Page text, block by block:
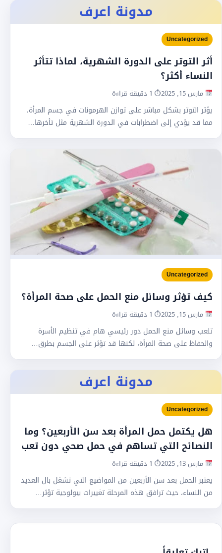
مدونة اعرف
Uncategorized
أثر التوتر على الدورة الشهرية، لماذا تتأثر
النساء أكثر؟
مارس 15, 2025 ⏱ 1 دقيقة قراءة
يؤثر التوتر بشكل مباشر على توازن الهرمونات في جسم المرأة،
مما قد يؤدي إلى اضطرابات في الدورة الشهرية مثل تأخرها…
Uncategorized
كيف تؤثر وسائل منع الحمل على صحة المرأة؟
مارس 15, 2025 ⏱ 1 دقيقة قراءة
تلعب وسائل منع الحمل دور رئيسي هام في تنظيم الأسرة
والحفاظ على صحة المرأة، لكنها قد تؤثر على الجسم بطرق…
مدونة اعرف
Uncategorized
هل يكتمل حمل المرأة بعد سن الأربعين؟ وما
النصائح التي تساهم في حمل صحي دون تعب
مارس 13, 2025 ⏱ 1 دقيقة قراءة
يعتبر الحمل بعد سن الأربعين من المواضيع التي تشغل بال العديد
من النساء، حيث ترافق هذه المرحلة تغييرات بيولوجية تؤثر…